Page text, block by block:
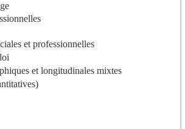
et professionnelles
et longitudinales mixtes